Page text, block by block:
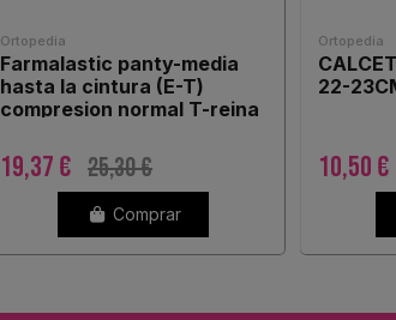
Ortopedia
Farmalastic panty-media
hasta la cintura (E-T)
compresion normal T-reina
19,37 € 25,30 €
Comprar
Ortopedia
22-
10,50 €